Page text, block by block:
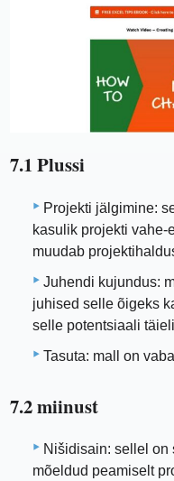
7.1 Plussi
Projekti jälgimine:
kasulik projekti
muudab
Juhendi kujundus:
juhised selle õigeks
selle potentsiaali
Tasuta: mall on
7.2 miinust
Nišidisain: sellel on
mõeldud peamiselt